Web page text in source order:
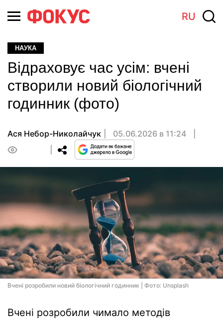
RU
НАУКА
Відраховує час усім: вчені
створили новий біологічний
годинник (фото)
Ася Небор-Николайчук
05.06.2026 в 11:24
Вчені розробили новий біологічний годинник | Фото: Unsplash
Вчені розробили чимало методів